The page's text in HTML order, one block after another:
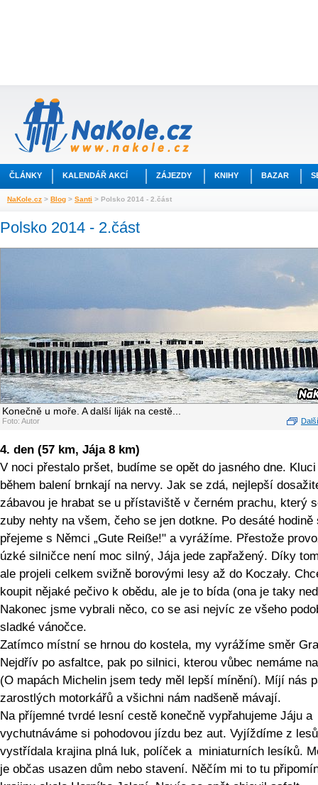
ČLÁNKY KALENDÁŘ AKCÍ ZÁJEZDY KNIHY BAZAR
NaKole.cz > Blog > Santi > Polsko 2014 - 2.část
Polsko 2014 - 2.část
Konečně u moře. A další liják na cestě...
Foto: Autor
4. den (57 km, Jája 8 km)
V noci přestalo pršet, budíme se opět do jasného dne.
během balení brnkají na nervy. Jak se zdá, nejlepší
zábavou je hrabat se u přístaviště v černém prachu, který
zuby nehty na všem, čeho se jen dotkne. Po desáté hodině
přejeme s Němci „Gute Reiße!" a vyrážíme. Přestože
úzké silničce není moc silný, Jája jede zapřažený. Díky
ale projeli celkem svižně borovými lesy až do Koczały.
koupit nějaké pečivo k obědu, ale je to bída (ona je taky
Nakonec jsme vybrali něco, co se asi nejvíc ze všeho
sladké vánočce.
Zatímco místní se hrnou do kostela, my vyrážíme směr
Nejdřív po asfaltce, pak po silnici, kterou vůbec nemáme
(O mapách Michelin jsem tedy měl lepší mínění). Míjí nás
zarostlých motorkářů a všichni nám nadšeně mávají.
Na příjemné tvrdé lesní cestě konečně vypřahujeme Jáju a
vychutnáváme si pohodovou jízdu bez aut. Vyjíždíme z
vystřídala krajina plná luk, políček a miniaturních lesíků.
je občas usazen dům nebo stavení. Něčím mi to tu